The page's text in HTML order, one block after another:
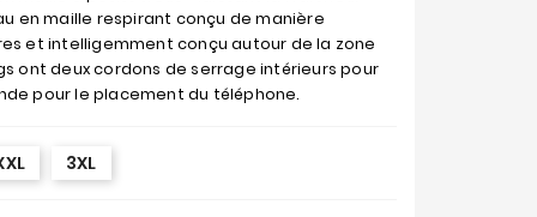
en maille respirant conçu de manière
et intelligemment conçu autour de la zone
ont deux cordons de serrage intérieurs pour
pour le placement du téléphone.
3XL